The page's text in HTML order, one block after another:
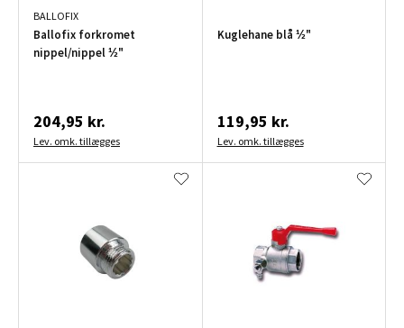
BALLOFIX
Ballofix forkromet
nippel/nippel ½"
204,95 kr.
Lev. omk. tillægges
Kuglehane blå ½"
119,95 kr.
Lev. omk. tillægges